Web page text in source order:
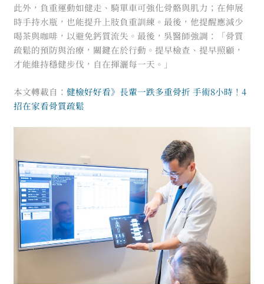
此外，負重運動如健走、騎單車可強化骨骼與肌力；在伸展
時手持水瓶，也能提升上肢負重訓練。最後，他提醒應減少
喝茶與咖啡，以避免鈣質流失。最後，吳醫師強調：「骨質
疏鬆的預防與治療，關鍵在於行動。提早檢查、提早照顧，
才能維持穩健步伐，自在揮灑每一天。」
本文轉載自： 健檢好好看》長輩一跌多重骨折 手術8小時！4
招在家看骨質疏鬆